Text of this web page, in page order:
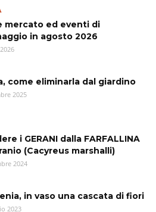
mercato ed eventi di
in agosto 2026
come eliminarla dal giardino
2025
i GERANI dalla FARFALLINA
(Cacyreus marshalli)
2024
in vaso una cascata di fiori
2023